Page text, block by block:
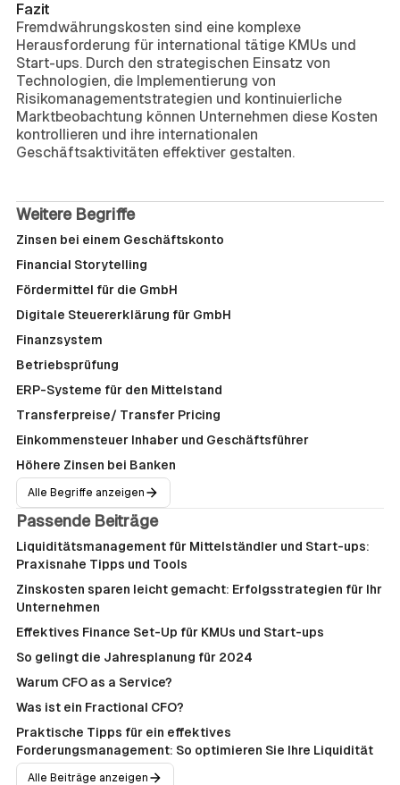
Fazit
Fremdwährungskosten sind eine komplexe
Herausforderung für international tätige KMUs und
Start-ups. Durch den strategischen Einsatz von
Technologien, die Implementierung von
Risikomanagementstrategien und kontinuierliche
Marktbeobachtung können Unternehmen diese Kosten
kontrollieren und ihre internationalen
Geschäftsaktivitäten effektiver gestalten.
Weitere Begriffe
Zinsen bei einem Geschäftskonto
Financial Storytelling
Fördermittel für die GmbH
Digitale Steuererklärung für GmbH
Finanzsystem
Betriebsprüfung
ERP-Systeme für den Mittelstand
Transferpreise/ Transfer Pricing
Einkommensteuer Inhaber und Geschäftsführer
Höhere Zinsen bei Banken
Alle Begriffe anzeigen
Passende Beiträge
Liquiditätsmanagement für Mittelständler und Start-ups:
Praxisnahe Tipps und Tools
Zinskosten sparen leicht gemacht: Erfolgsstrategien für Ihr
Unternehmen
Effektives Finance Set-Up für KMUs und Start-ups
So gelingt die Jahresplanung für 2024
Warum CFO as a Service?
Was ist ein Fractional CFO?
Praktische Tipps für ein effektives
Forderungsmanagement: So optimieren Sie Ihre Liquidität
Alle Beiträge anzeigen